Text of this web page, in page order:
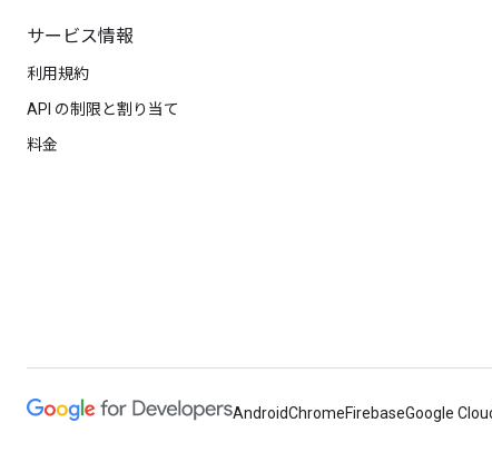
サービス情報
利用規約
API の制限と割り当て
料金
AndroidChromeFirebaseGoogle